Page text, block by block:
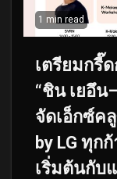
1 min read
เตรียมกรี๊
“ชิน เยอึน
จัดเอ็กซ์ค
by LG ทุก
เริ่มต้นกับ